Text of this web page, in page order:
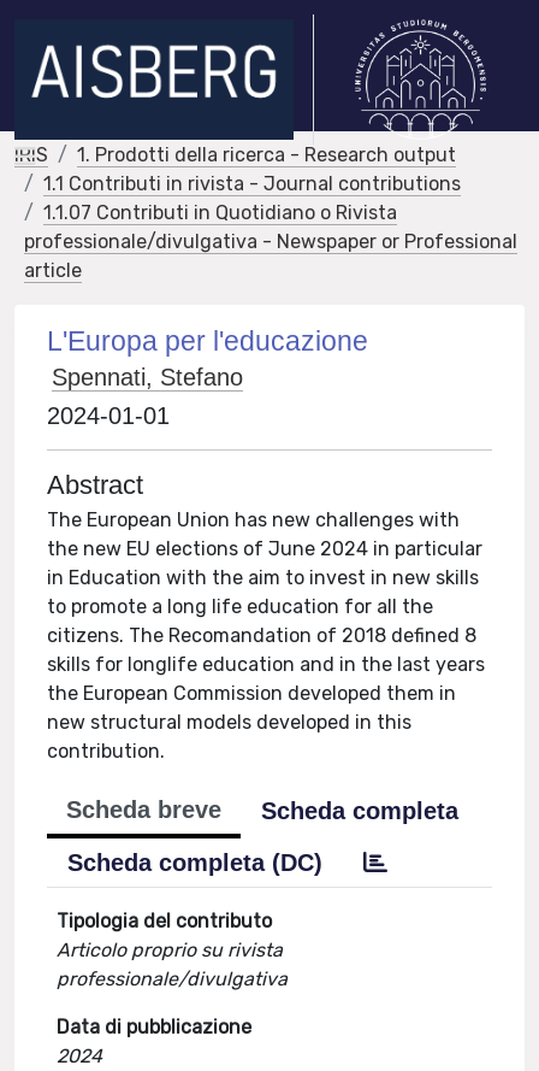
IRIS
1. Prodotti della ricerca - Research output
1.1 Contributi in rivista - Journal contributions
1.1.07 Contributi in Quotidiano o Rivista
professionale/divulgativa - Newspaper or Professional
article
L'Europa per l'educazione
Spennati, Stefano
2024-01-01
Abstract
The European Union has new challenges with
the new EU elections of June 2024 in particular
in Education with the aim to invest in new skills
to promote a long life education for all the
citizens. The Recomandation of 2018 defined 8
skills for longlife education and in the last years
the European Commission developed them in
new structural models developed in this
contribution.
Scheda breve
Scheda completa
Scheda completa (DC)
Tipologia del contributo
Articolo proprio su rivista
professionale/divulgativa
Data di pubblicazione
2024